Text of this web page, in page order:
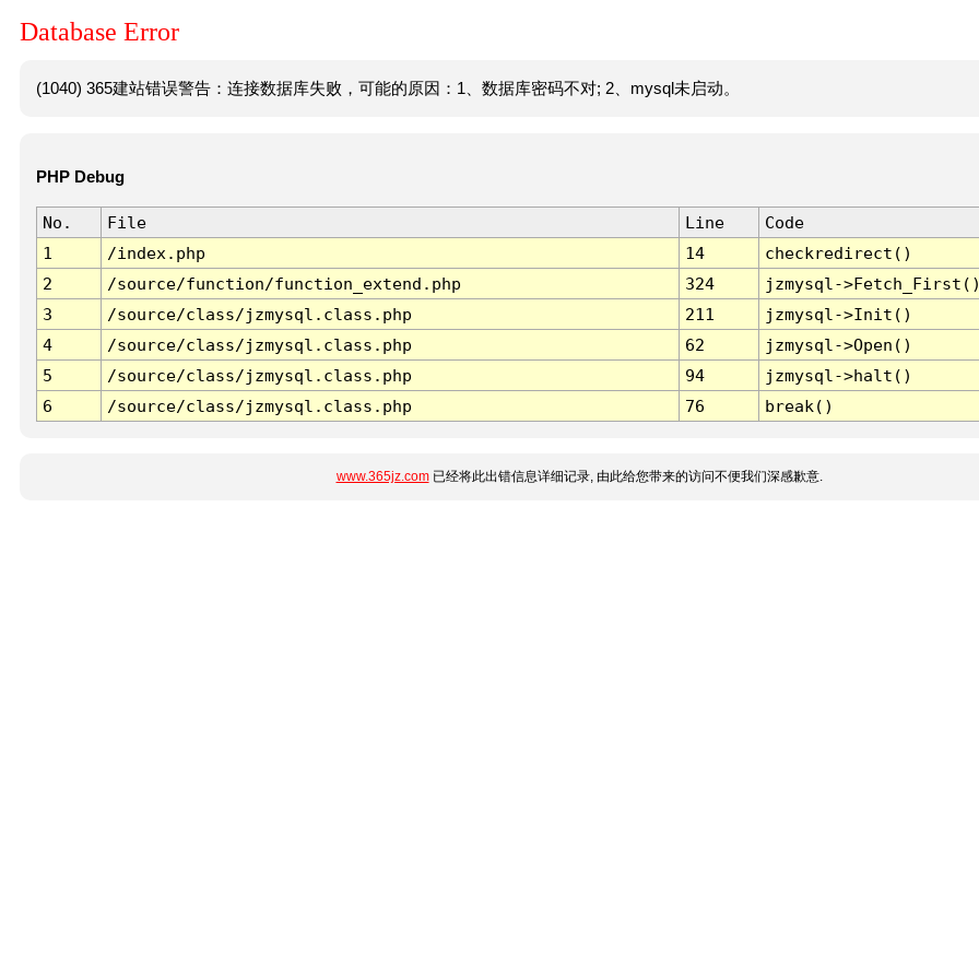
Database Error
(1040) 365建站错误警告：连接数据库失败，可能的原因：1、数据库密码不对; 2、mysql未启动。
PHP Debug
No. File Line
Code
1
/index.php 14
checkredirect()
2
/source/function/function_extend.php 324
jzmysql-
3
/source/class/jzmysql.class.php 211
jzmysql->Init()
4
/source/class/jzmysql.class.php 62
jzmysql->Open()
5
/source/class/jzmysql.class.php 94
jzmysql->halt()
6
/source/class/jzmysql.class.php 76 break()
www.365jz.com已经将此出错信息详细记录, 由此给您带来的访问不便我们深感歉意.